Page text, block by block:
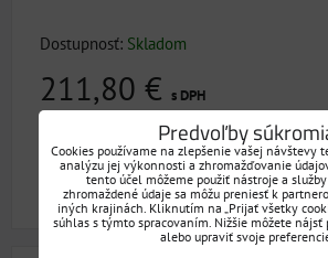
Dostupnosť: Skladom
211,80 € s DPH
s DPH Zľava 46,49 €
ks DO KOŠÍKA
Predvoľby
Cookies používame na zlepšenie vašej návštevy
analýzu jej výkonnosti a zhromažďovanie
tento účel môžeme použiť nástroje a
zhromaždené údaje sa môžu preniesť k
iných krajinách. Kliknutím na „Prijať všetky
súhlas s týmto spracovaním. Nižšie môžete
alebo upraviť svoje